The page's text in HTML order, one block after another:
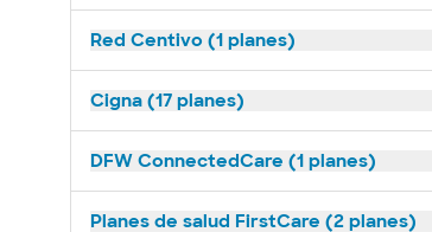
Red Centivo (1 planes)
Cigna (17 planes)
DFW ConnectedCare (1 planes)
Planes de salud FirstCare (2 planes)